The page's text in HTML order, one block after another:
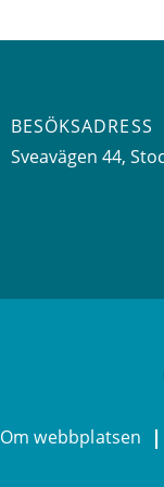
BESÖKSADRESS
Sveavägen 44,
Om webbplatsen